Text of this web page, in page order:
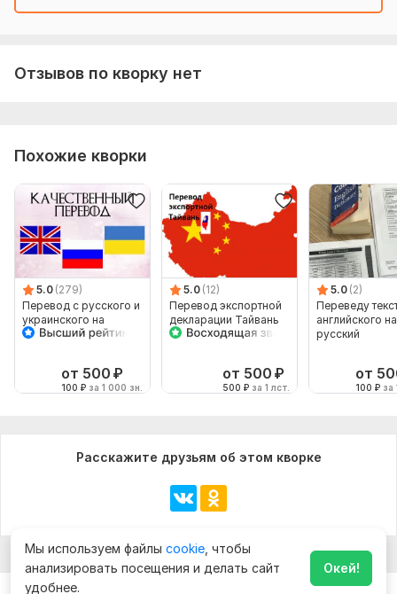
с Английского на Русский
Отзывов по кворку нет
Похожие кворки
5.0 (279)
Перевод с русского и
украинского на
английский и
от 500 ₽
100 ₽ за 1 000 зн.
5.0 (12)
Перевод экспортной
декларации Тайвань
от 500 ₽
500 ₽ за 1 лст.
5.0 (2)
Переведу
английского на
русский
от
100 ₽ за
Расскажите друзьям об этом кворке
Мы используем файлы cookie , чтобы
анализировать посещения и делать сайт
удобнее.
Окей!